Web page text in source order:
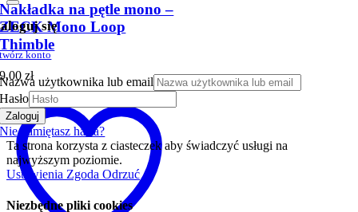
Nakładka na pętle mono –
ZECK Mono Loop
Thimble
9,00zł
się
konto
Nazwa użytkownika lub email
Hasło
Zaloguj
Nie pamiętasz hasła?
Ta strona korzysta z ciasteczek aby świadczyć usługi na
najwyższym poziomie.
Ustawienia Zgoda Odrzuć
Niezbędne pliki cookies